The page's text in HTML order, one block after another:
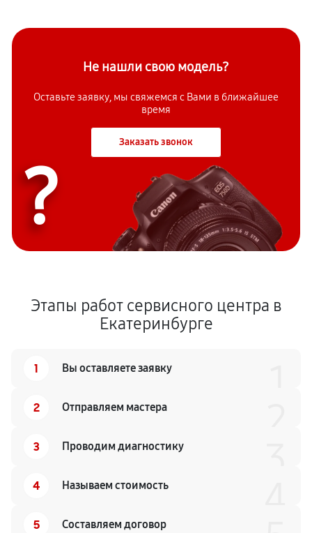
Не нашли свою модель?
Оставьте заявку, мы свяжемся с Вами в ближайшее
время
Заказать звонок
?
Этапы работ сервисного центра в
Екатеринбурге
1 Вы оставляете заявку
2 Отправляем мастера
3 Проводим диагностику
4 Называем стоимость
5 Составляем договор